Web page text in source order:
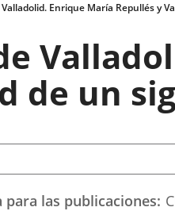
Enrique María Repullés y
de un
para las publicaciones